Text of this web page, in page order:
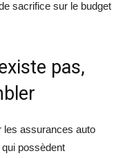
sacrifice sur le budget
pas,
les assurances auto
possèdent